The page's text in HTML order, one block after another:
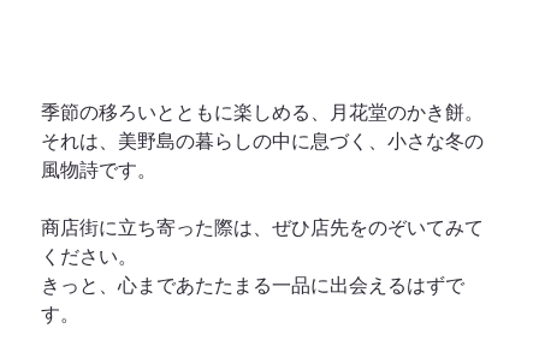
季節の移ろいとともに楽しめる、月花堂のかき餅。
それは、美野島の暮らしの中に息づく、小さな冬の
風物詩です。
商店街に立ち寄った際は、ぜひ店先をのぞいてみて
ください。
きっと、心まであたたまる一品に出会えるはずで
す。